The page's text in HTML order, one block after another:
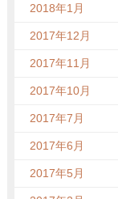
2018年1月
2017年12月
2017年11月
2017年10月
2017年7月
2017年6月
2017年5月